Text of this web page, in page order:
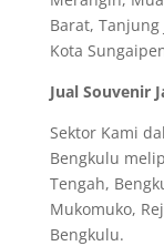
Barat, Tanjung
Kota
Jual Souvenir
Sektor Kami
Bengkulu
Tengah,
Mukomuko,
Bengkulu.